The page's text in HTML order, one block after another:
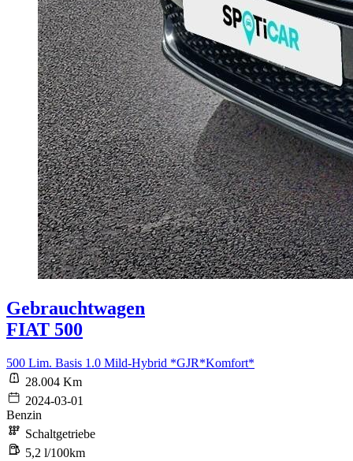
Gebrauchtwagen
FIAT 500
500 Lim. Basis 1.0 Mild-Hybrid *GJR*Komfort*
28.004 Km
2024-03-01
Benzin
Schaltgetriebe
5,2 l/100km